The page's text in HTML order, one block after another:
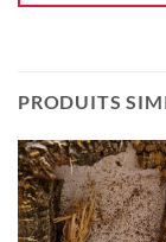
PRODUITS